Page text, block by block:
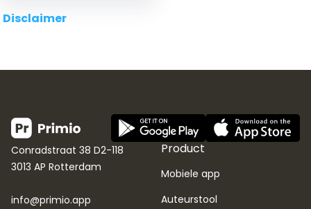
Disclaimer
Conradstraat 38 D2-118
3013 AP Rotterdam
info@primio.app
Product
Mobiele app
Auteurstool